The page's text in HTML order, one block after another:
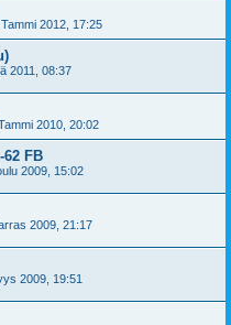
2012, 17:25
2011, 08:37
2010, 20:02
FB
2009, 15:02
2009, 21:17
2009, 19:51